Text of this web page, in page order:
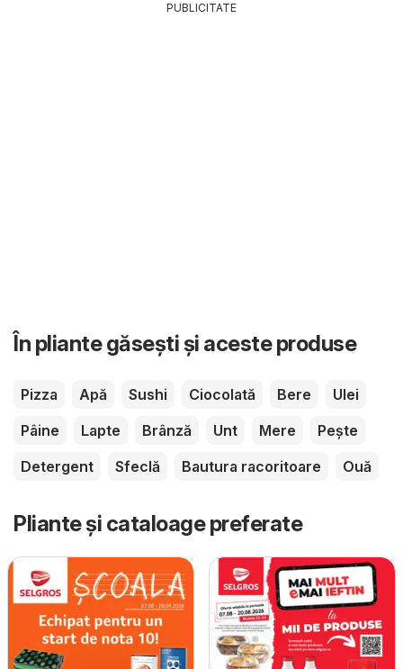
PUBLICITATE
În pliante găsești și aceste produse
Pizza Apă Sushi Ciocolată Bere
Ulei
Pâine
Lapte Brânză Unt Mere
Pește
Detergent
Sfeclă Bautura racoritoare Ouă
Pliante și cataloage preferate